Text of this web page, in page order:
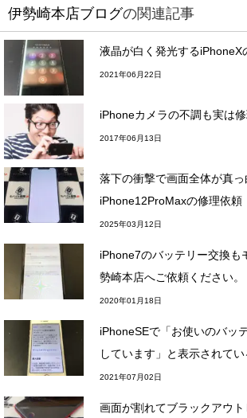
伊勢崎本店ブログの関連記事
液晶が白く発光するiPhoneX
2021年06月22日
iPhoneカメラの不調も実は
2017年06月13日
落下の衝撃で画面全体が真っ
iPhone12ProMaxの修理依頼
2025年03月12日
iPhone7のバッテリー交換も
勢崎本店へご依頼ください。
2020年01月18日
iPhoneSEで「お使いのバッ
しています」と表示されてい
2021年07月02日
画面が割れてブラックアウ